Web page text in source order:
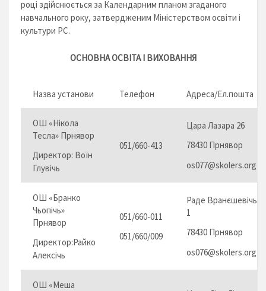
році здійснюється за Календарним планом згаданого
навчального року, затвердженим Міністерством освіти і
культури РС.
ОСНОВНА ОСВІТА І ВИХОВАННЯ
Назва установи Телефон Адреса/Ел.пошта
ОШ «Нікола
Тесла» Прнявор
Директор: Воїн
Глувічь
051/660-413
Цара Лазара 26
78430 Прнявор
os077@skolers.org
ОШ «Бранко
Чьопічь»
Прнявор
Директор:Райко
Алексічь
051/660-011
051/660/009
Раде Вранєшевічь
1
78430 Прнявор
os076@skolers.org
ОШ «Меша